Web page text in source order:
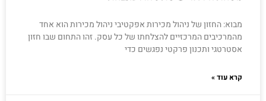
מבוא: החזון של ניהול מכירות אפקטיבי ניהול מכירות הוא אחד
מהמרכיבים המרכזיים להצלחתו של כל עסק. זהו התחום שבו חזון
אסטרטגי ותכנון פרקטי נפגשים כדי
קרא עוד »